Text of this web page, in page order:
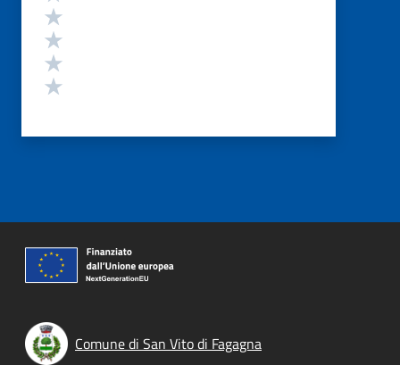
Comune di San Vito di Fagagna